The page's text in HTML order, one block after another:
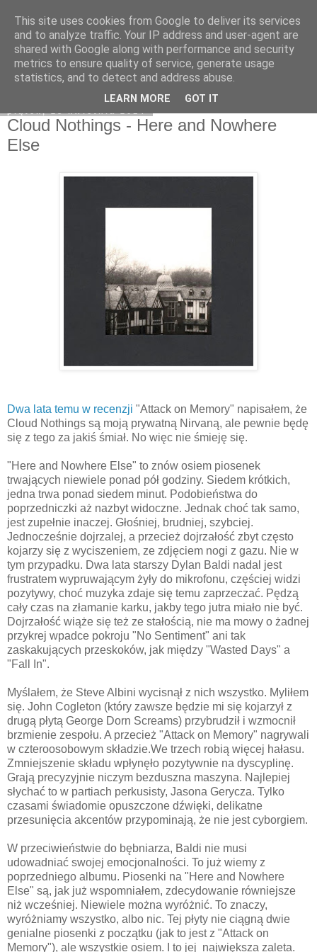
Na obrzeżach
Cloud Nothings - Here and Nowhere
Else
Dwa lata temu w recenzji "Attack on Memory" napisałem, że
Cloud Nothings są moją prywatną Nirvaną, ale pewnie będę
się z tego za jakiś śmiał. No więc nie śmieję się.
"Here and Nowhere Else" to znów osiem piosenek
trwających niewiele ponad pół godziny. Siedem krótkich,
jedna trwa ponad siedem minut. Podobieństwa do
poprzedniczki aż nazbyt widoczne. Jednak choć tak samo,
jest zupełnie inaczej. Głośniej, brudniej, szybciej.
Jednocześnie dojrzalej, a przecież dojrzałość zbyt często
kojarzy się z wyciszeniem, ze zdjęciem nogi z gazu. Nie w
tym przypadku. Dwa lata starszy Dylan Baldi nadal jest
frustratem wypruwającym żyły do mikrofonu, częściej widzi
pozytywy, choć muzyka zdaje się temu zaprzeczać. Pędzą
cały czas na złamanie karku, jakby tego jutra miało nie być.
Dojrzałość wiąże się też ze stałością, nie ma mowy o żadnej
przykrej wpadce pokroju "No Sentiment" ani tak
zaskakujących przeskoków, jak między "Wasted Days" a
"Fall In".
Myślałem, że Steve Albini wycisnął z nich wszystko. Myliłem
się. John Cogleton (który zawsze będzie mi się kojarzył z
drugą płytą George Dorn Screams) przybrudził i wzmocnił
brzmienie zespołu. A przecież "Attack on Memory" nagrywali
w czteroosobowym składzie.We trzech robią więcej hałasu.
Zmniejszenie składu wpłynęło pozytywnie na dyscyplinę.
Grają precyzyjnie niczym bezduszna maszyna. Najlepiej
słychać to w partiach perkusisty, Jasona Gerycza. Tylko
czasami świadomie opuszczone dźwięki, delikatne
przesunięcia akcentów przypominają, że nie jest cyborgiem.
W przeciwieństwie do bębniarza, Baldi nie musi
udowadniać swojej emocjonalności. To już wiemy z
poprzedniego albumu. Piosenki na "Here and Nowhere
Else" są, jak już wspomniałem, zdecydowanie równiejsze
niż wcześniej. Niewiele można wyróżnić. To znaczy,
wyróżniamy wszystko, albo nic. Tej płyty nie ciągną dwie
genialne piosenki z początku (jak to jest z "Attack on
Memory"), ale wszystkie osiem. I to jej największa zaleta.
This site uses cookies from Google to deliver its services
and to analyze traffic. Your IP address and user-agent are
shared with Google along with performance and security
metrics to ensure quality of service, generate usage
statistics, and to detect and address abuse.
LEARN MORE GOT IT